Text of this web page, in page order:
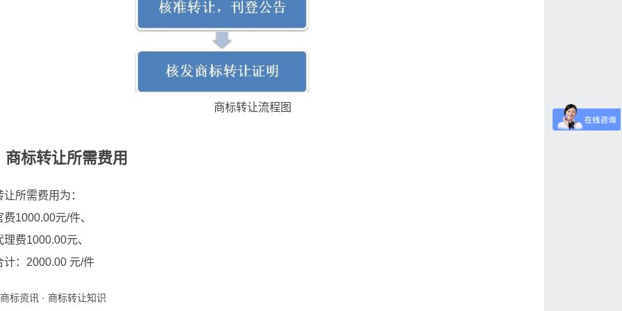
商标转让流程图
商标转让所需费用
让所需费用为：
费1000.00元/件、
理费1000.00元、
计：2000.00 元/件
商标资讯 · 商标转让知识